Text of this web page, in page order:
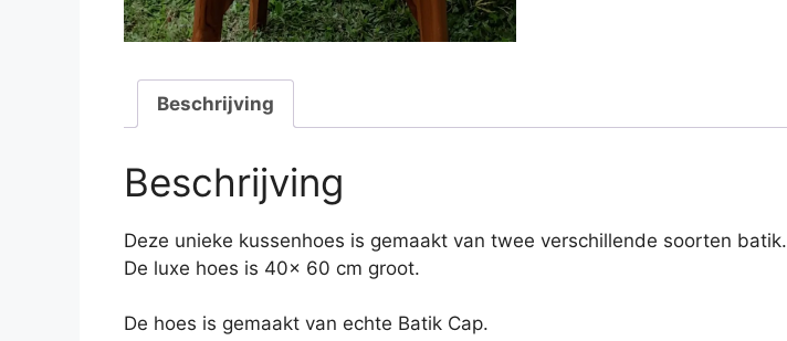
Beschrijving
Beschrijving
Deze unieke kussenhoes is gemaakt van twee verschillende soorten batik.
De luxe hoes is 40x 60 cm groot.
De hoes is gemaakt van echte Batik Cap.